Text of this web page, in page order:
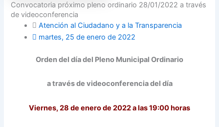
Convocatoria próximo pleno ordinario 28/01/2022 a través
de videoconferencia
Atención al Ciudadano y a la Transparencia
martes, 25 de enero de 2022
Orden del día del Pleno Municipal Ordinario
a través de videoconferencia del día
Viernes,28 de enerode 2022 a las 19:00 horas